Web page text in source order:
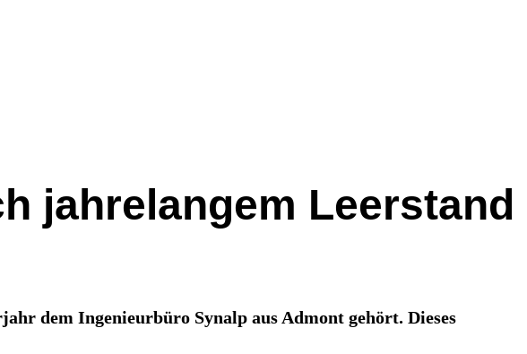
jahrelangem Leerstand
dem Ingenieurbüro Synalp aus Admont gehört. Dieses